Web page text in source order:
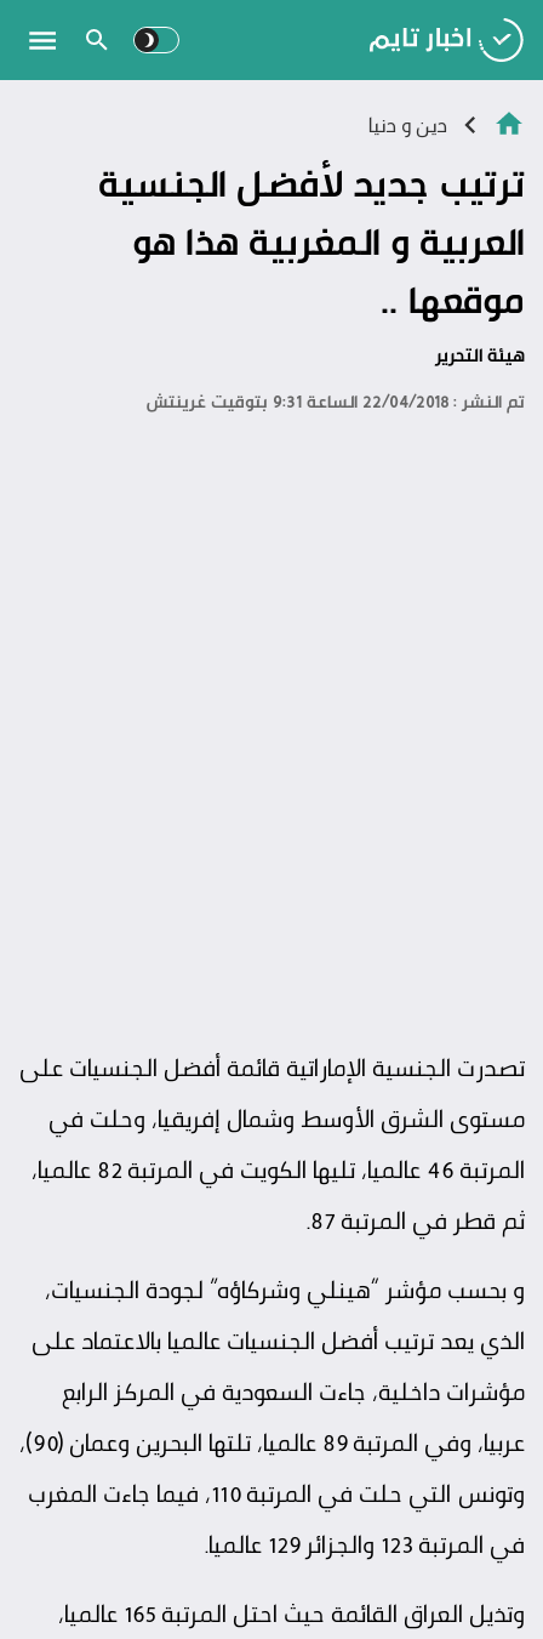
دين و دنيا
ترتيب جديد لأفضل الجنسية
العربية و المغربية هذا هو
موقعها ..
هيئة التحرير
تم النشر : 22/04/2018 الساعة 9:31 بتوقيت غرينتش
تصدرت الجنسية الإماراتية قائمة أفضل الجنسيات على
مستوى الشرق الأوسط وشمال إفريقيا، وحلت في
المرتبة 46 عالميا، تليها الكويت في المرتبة 82 عالميا،
ثم قطر في المرتبة 87.
و بحسب مؤشر “هينلي وشركاؤه” لجودة الجنسيات،
الذي يعد ترتيب أفضل الجنسيات عالميا بالاعتماد على
مؤشرات داخلية، جاءت السعودية في المركز الرابع
عربيا، وفي المرتبة 89 عالميا، تلتها البحرين وعمان (90)،
وتونس التي حلت في المرتبة 110، فيما جاءت المغرب
في المرتبة 123 والجزائر 129 عالميا.
وتذيل العراق القائمة حيث احتل المرتبة 165 عالميا،